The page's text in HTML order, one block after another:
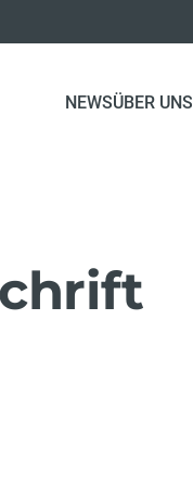
NEWSÜBER UNS